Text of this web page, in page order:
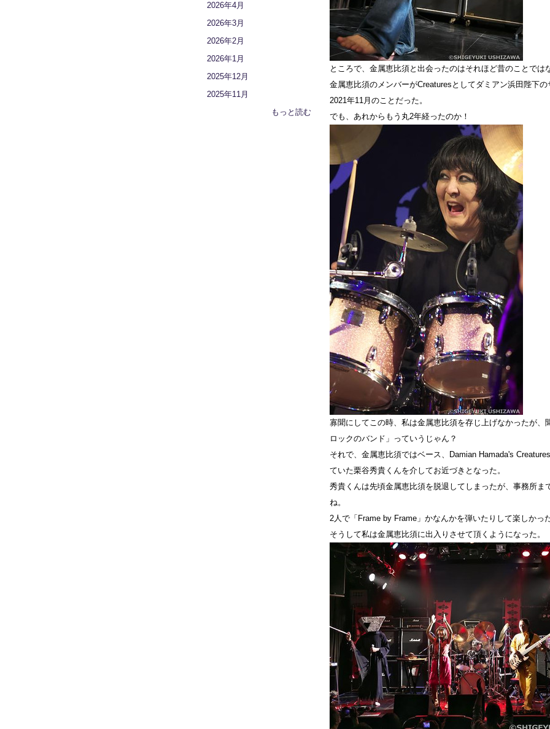
2026年4月
2026年3月
2026年2月
2026年1月
2025年12月
2025年11月
もっと読む
ところで、金属恵比須と出会ったのはそれほど昔のことでは
金属恵比須のメンバーがCreaturesとしてダミアン浜田陛下
2021年11月のことだった。
でも、あれからもう丸2年経ったのか！
寡聞にしてこの時、私は金属恵比須を存じ上げなかったが、
ロックのバンド」っていうじゃん？
それで、金属恵比須ではベース、Damian Hamada's
ていた栗谷秀貴くんを介してお近づきとなった。
秀貴くんは先頃金属恵比須を脱退してしまったが、事務所ま
ね。
2人で「Frame by Frame」かなんかを弾いたりして楽しかった
そうして私は金属恵比須に出入りさせて頂くようになった。